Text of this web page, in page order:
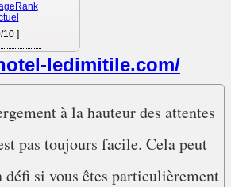
10 ]
ledimitile.com/
à la hauteur des attentes
pas toujours facile. Cela peut
défi si vous êtes particulièrement